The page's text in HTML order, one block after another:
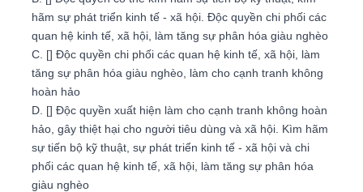
hãm sự phát triển kinh tế - xã hội. Độc quyền chi phối các
quan hệ kinh tế, xã hội, làm tăng sự phân hóa giàu nghèo
C. [] Độc quyền chi phối các quan hệ kinh tế, xã hội, làm
tăng sự phân hóa giàu nghèo, làm cho cạnh tranh không
hoàn hảo
D. [] Độc quyền xuất hiện làm cho cạnh tranh không hoàn
hảo, gây thiệt hại cho người tiêu dùng và xã hội. Kìm hãm
sự tiến bộ kỹ thuật, sự phát triển kinh tế - xã hội và chi
phối các quan hệ kinh tế, xã hội, làm tăng sự phân hóa
giàu nghèo